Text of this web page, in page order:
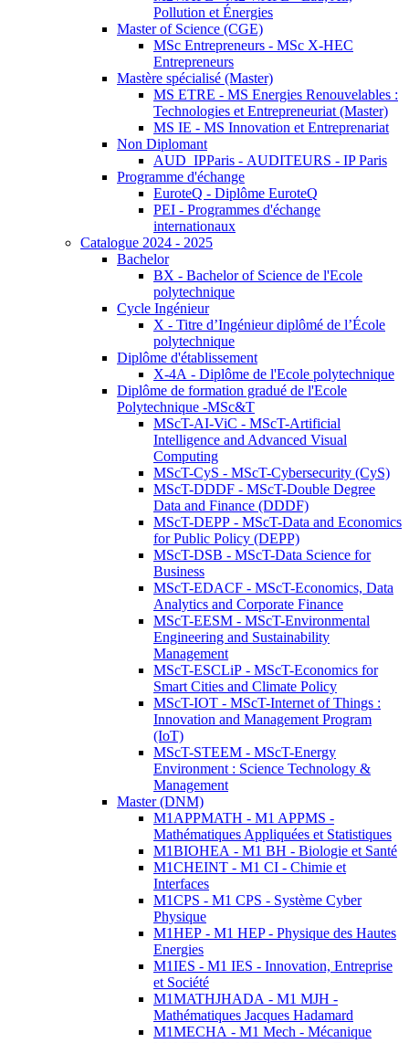
Pollution et Énergies
Master of Science (CGE)
MSc Entrepreneurs - MSc X-HEC
Entrepreneurs
Mastère spécialisé (Master)
MS ETRE - MS Energies Renouvelables :
Technologies et Entrepreneuriat (Master)
MS IE - MS Innovation et Entreprenariat
Non Diplomant
AUD_IPParis - AUDITEURS - IP Paris
Programme d'échange
EuroteQ - Diplôme EuroteQ
PEI - Programmes d'échange
internationaux
Catalogue 2024 - 2025
Bachelor
BX - Bachelor of Science de l'Ecole
polytechnique
Cycle Ingénieur
X - Titre d’Ingénieur diplômé de l’École
polytechnique
Diplôme d'établissement
X-4A - Diplôme de l'Ecole polytechnique
Diplôme de formation gradué de l'Ecole
Polytechnique -MSc&T
MScT-AI-ViC - MScT-Artificial
Intelligence and Advanced Visual
Computing
MScT-CyS - MScT-Cybersecurity (CyS)
MScT-DDDF - MScT-Double Degree
Data and Finance (DDDF)
MScT-DEPP - MScT-Data and Economics
for Public Policy (DEPP)
MScT-DSB - MScT-Data Science for
Business
MScT-EDACF - MScT-Economics, Data
Analytics and Corporate Finance
MScT-EESM - MScT-Environmental
Engineering and Sustainability
Management
MScT-ESCLiP - MScT-Economics for
Smart Cities and Climate Policy
MScT-IOT - MScT-Internet of Things :
Innovation and Management Program
(IoT)
MScT-STEEM - MScT-Energy
Environment : Science Technology &
Management
Master (DNM)
M1APPMATH - M1 APPMS -
Mathématiques Appliquées et Statistiques
M1BIOHEA - M1 BH - Biologie et Santé
M1CHEINT - M1 CI - Chimie et
Interfaces
M1CPS - M1 CPS - Système Cyber
Physique
M1HEP - M1 HEP - Physique des Hautes
Energies
M1IES - M1 IES - Innovation, Entreprise
et Société
M1MATHJHADA - M1 MJH -
Mathématiques Jacques Hadamard
M1MECHA - M1 Mech - Mécanique